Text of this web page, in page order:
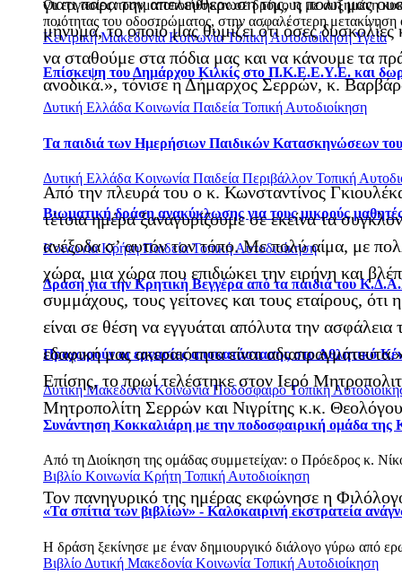
Οι εργασίες πραγματοποιήθηκαν σε δρόμους με αυξημένη
ποιότητας του οδοστρώματος, στην ασφαλέστερη
Κεντρική ΜακεδονίαΚοινωνίαΤοπική ΑυτοδιοίκησηΥγεία
Επίσκεψη του Δημάρχου Κιλκίς στο Π.Κ.Ε.Ε.Υ.Ε. και
Δυτική Ελλάδα Κοινωνία Παιδεία Τοπική Αυτοδιοίκηση
Τα παιδιά των Ημερήσιων Παιδικών Κατασκηνώσεων του
Δυτική Ελλάδα Κοινωνία Παιδεία Περιβάλλον Τοπική
Βιωματική δράση ανακύκλωσης για τους μικρούς
ΚοινωνίαΚρήτηΠαιδείαΤοπική Αυτοδιοίκηση
Δράση για την Κρητική Βεγγέρα από τα παιδιά του
Προχωρούν οι εργασίες αποκατάστασης στο Αθλητικό
Δυτική ΜακεδονίαΚοινωνίαΠοδόσφαιροΤοπική
Συνάντηση Κοκκαλιάρη με την ποδοσφαιρική ομάδα της
Από τη Διοίκηση της ομάδας συμμετείχαν: o Πρόεδρος κ.
Βιβλίο Κοινωνία Κρήτη Τοπική Αυτοδιοίκηση
«Τα σπίτια των βιβλίων» - Καλοκαιρινή εκστρατεία
Η δράση ξεκίνησε με έναν δημιουργικό διάλογο γύρω από
Βιβλίο Δυτική Μακεδονία Κοινωνία Τοπική Αυτοδιοίκηση
μήνυμα, το οποίο μας θυμίζει ότι όσες
να σταθούμε στα πόδια μας και να κάνουμε τα
ανοδικά.», τόνισε η Δήμαρχος Σερρών, κ.
Από την πλευρά του ο κ. Κωνσταντίνος
τέτοια ημέρα ξαναγυρίζουμε σε εκείνα τα
ανέξοδα σ’ αυτόν τον τόπο. Με πολύ αίμα, με
χώρα, μια χώρα που επιδιώκει την ειρήνη και
συμμάχους, τους γείτονες και τους εταίρους,
είναι σε θέση να εγγυάται απόλυτα την
εδαφική μας ακεραιότητα είναι
Επίσης, το πρωί τελέστηκε στον Ιερό
Μητροπολίτη Σερρών και Νιγρίτης κ.κ.
Τον πανηγυρικό της ημέρας εκφώνησε η